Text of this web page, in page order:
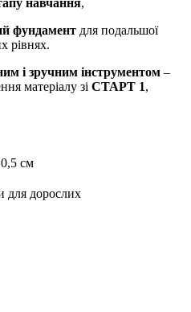
фундамент для подальшої
рівнях.
і зручним інструментом –
матеріалу зі СТАРТ 1,
см
для дорослих